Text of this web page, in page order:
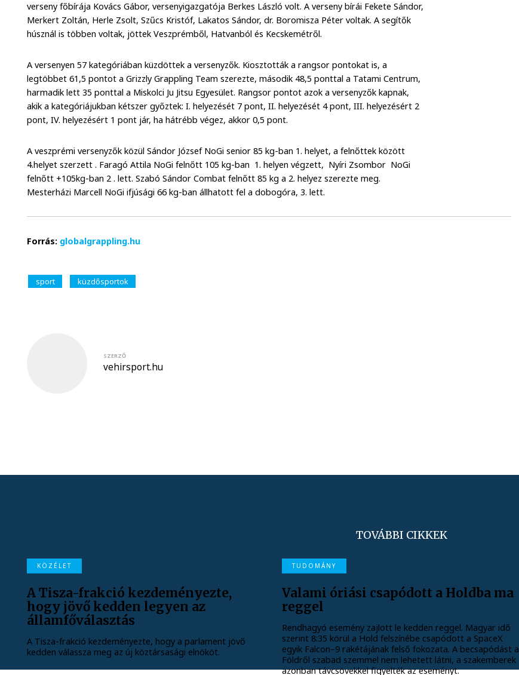
verseny főbírája Kovács Gábor, versenyigazgatója Berkes László volt. A verseny bírái Fekete Sándor,
Merkert Zoltán, Herle Zsolt, Szűcs Kristóf, Lakatos Sándor, dr. Boromisza Péter voltak. A segítők
húsznál is többen voltak, jöttek Veszprémből, Hatvanból és Kecskemétről.
A versenyen 57 kategóriában küzdöttek a versenyzők. Kiosztották a rangsor pontokat is, a
legtöbbet 61,5 pontot a Grizzly Grappling Team szerezte, második 48,5 ponttal a Tatami Centrum,
harmadik lett 35 ponttal a Miskolci Ju Jitsu Egyesület. Rangsor pontot azok a versenyzők kapnak,
akik a kategóriájukban kétszer győztek: I. helyezését 7 pont, II. helyezését 4 pont, III. helyezésért 2
pont, IV. helyezésért 1 pont jár, ha hátrébb végez, akkor 0,5 pont.
A veszprémi versenyzők közül Sándor József NoGi senior 85 kg-ban 1. helyet, a felnőttek között
4.helyet szerzett . Faragó Attila NoGi felnőtt 105 kg-ban 1. helyen végzett, Nyíri Zsombor NoGi
felnőtt +105kg-ban 2 . lett. Szabó Sándor Combat felnőtt 85 kg a 2. helyez szerezte meg.
Mesterházi Marcell NoGi ifjúsági 66 kg-ban állhatott fel a dobogóra, 3. lett.
Forrás: globalgrappling.hu
sport küzdősportok
SZERZŐ
vehirsport.hu
TOVÁBBI CIKKEK
KÖZÉLET
A Tisza-frakció kezdeményezte,
hogy jövő kedden legyen az
államfőválasztás
A Tisza-frakció kezdeményezte, hogy a parlament jövő
kedden válassza meg az új köztársasági elnököt.
TUDOMÁNY
Valami óriási csapódott a Holdba ma
reggel
Rendhagyó esemény zajlott le kedden reggel. Magyar idő
szerint 8:35 körül a Hold felszínébe csapódott a SpaceX
egyik Falcon–9 rakétájának felső fokozata. A becsapódást a
Földről szabad szemmel nem lehetett látni, a szakemberek
azonban távcsövekkel figyelték az eseményt.